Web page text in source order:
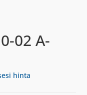
02 A-
hinta